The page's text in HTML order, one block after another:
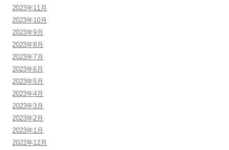
2023年11月
2023年10月
2023年9月
2023年8月
2023年7月
2023年6月
2023年5月
2023年4月
2023年3月
2023年2月
2023年1月
2022年12月